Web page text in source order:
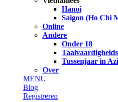
Hanoi
Saigon (Ho Chi
Online
Andere
Onder 18
Tussenjaar in
Over
MENU
Blog
Registreren